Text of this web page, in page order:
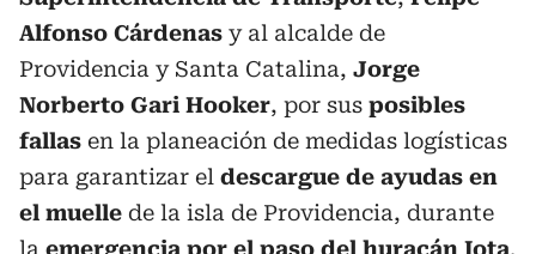
Alfonso Cárdenas y al alcalde de
Providencia y Santa Catalina, Jorge
Norberto Gari Hooker, por sus posibles
fallas en la planeación de medidas logísticas
para garantizar el descargue de ayudas en
el muelle de la isla de Providencia, durante
la emergencia por el paso del huracán Iota.